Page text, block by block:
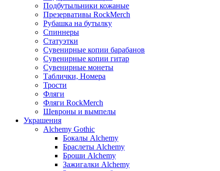
Подбутыльники кожаные
Презервативы RockMerch
Рубашка на бутылку
Спиннеры
Статуэтки
Сувенирные копии барабанов
Сувенирные копии гитар
Сувенирные монеты
Таблички, Номера
Трости
Фляги
Фляги RockMerch
Шевроны и вымпелы
Украшения
Alchemy Gothic
Бокалы Alchemy
Браслеты Alchemy
Броши Alchemy
Зажигалки Alchemy